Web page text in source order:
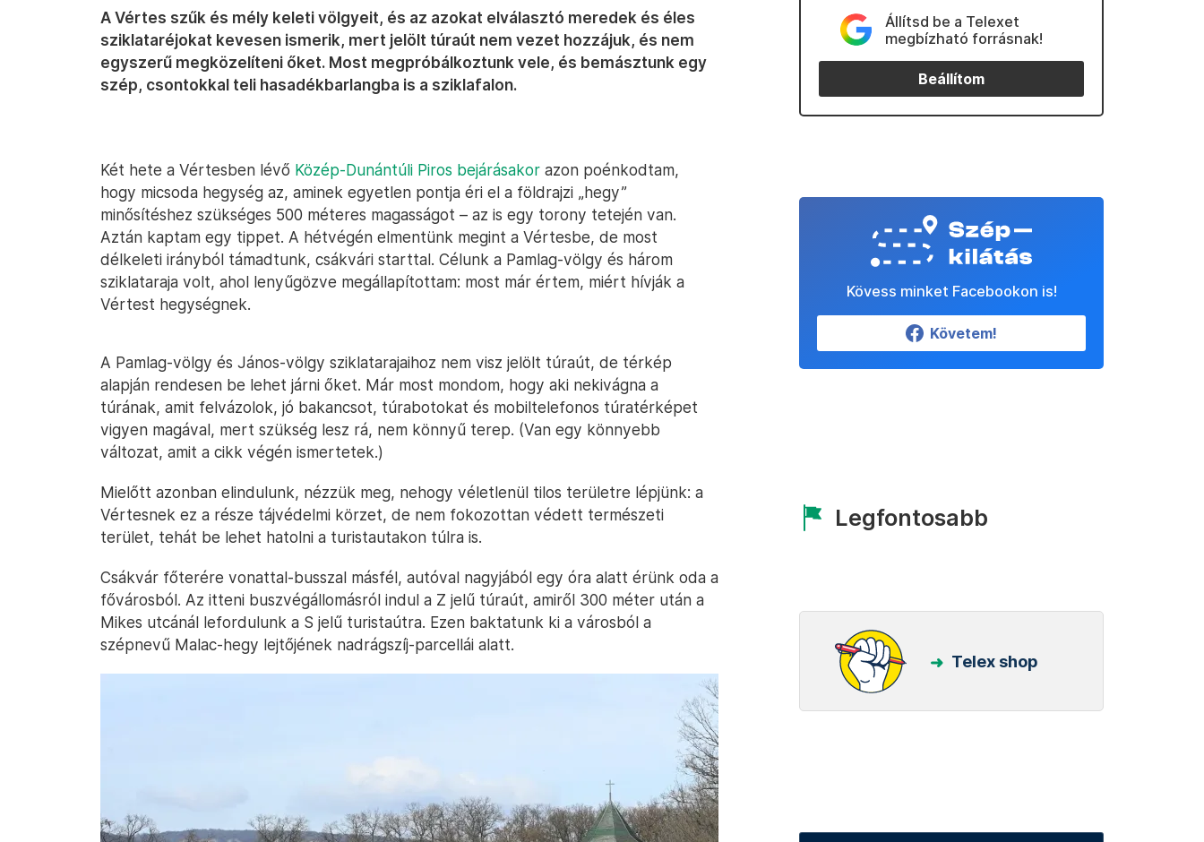
A Vértes szűk és mély keleti völgyeit, és az azokat elválasztó meredek és éles
sziklataréjokat kevesen ismerik, mert jelölt túraút nem vezet hozzájuk, és nem
egyszerű megközelíteni őket. Most megpróbálkoztunk vele, és bemásztunk egy
szép, csontokkal teli hasadékbarlangba is a sziklafalon.
Két hete a Vértesben lévő Közép-Dunántúli Piros bejárásakor azon poénkodtam,
hogy micsoda hegység az, aminek egyetlen pontja éri el a földrajzi „hegy”
minősítéshez szükséges 500 méteres magasságot – az is egy torony tetején van.
Aztán kaptam egy tippet. A hétvégén elmentünk megint a Vértesbe, de most
délkeleti irányból támadtunk, csákvári starttal. Célunk a Pamlag-völgy és három
sziklataraja volt, ahol lenyűgözve megállapítottam: most már értem, miért hívják a
Vértest hegységnek.
A Pamlag-völgy és János-völgy sziklatarajaihoz nem visz jelölt túraút, de térkép
alapján rendesen be lehet járni őket. Már most mondom, hogy aki nekivágna a
túrának, amit felvázolok, jó bakancsot, túrabotokat és mobiltelefonos túratérképet
vigyen magával, mert szükség lesz rá, nem könnyű terep. (Van egy könnyebb
változat, amit a cikk végén ismertetek.)
Mielőtt azonban elindulunk, nézzük meg, nehogy véletlenül tilos területre lépjünk: a
Vértesnek ez a része tájvédelmi körzet, de nem fokozottan védett természeti
terület, tehát be lehet hatolni a turistautakon túlra is.
Csákvár főterére vonattal-busszal másfél, autóval nagyjából egy óra alatt érünk oda a
fővárosból. Az itteni buszvégállomásról indul a Z jelű túraút, amiről 300 méter után a
Mikes utcánál lefordulunk a S jelű turistaútra. Ezen baktatunk ki a városból a
szépnevű Malac-hegy lejtőjének nadrágszíj-parcellái alatt.
Állítsd be a Telexet
megbízható forrásnak!
Beállítom
Kövess minket Facebookon is!
Követem!
Legfontosabb
Telex shop